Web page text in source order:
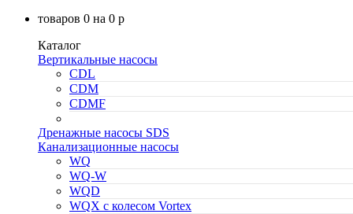
товаров 0 на 0 p
Каталог
Вертикальные насосы
CDL
CDM
CDMF
Дренажные насосы SDS
Канализационные насосы
WQ
WQ-W
WQD
WQX с колесом Vortex